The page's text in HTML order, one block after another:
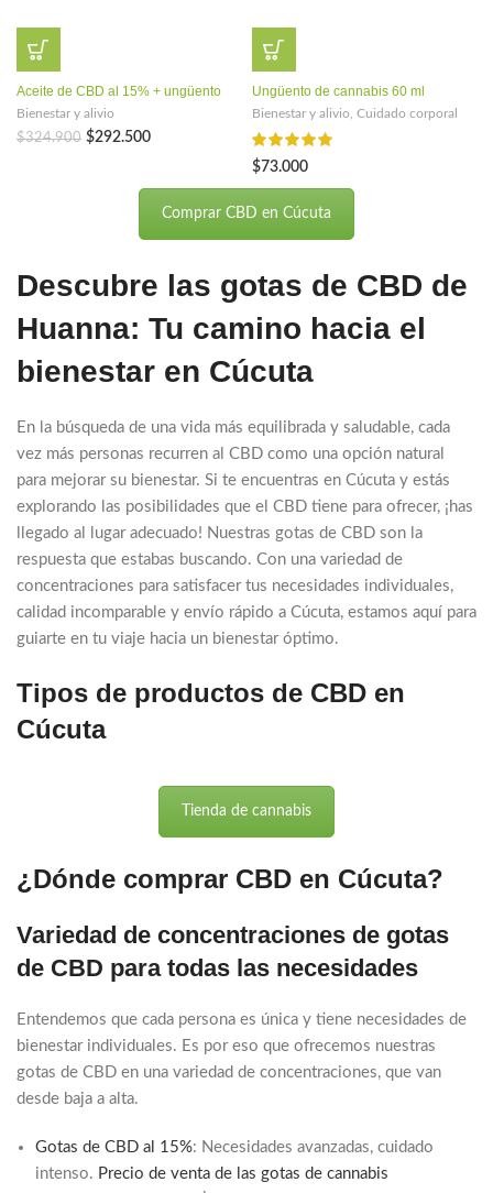
Aceite de CBD al 15% + ungüento
Bienestar y alivio
$324.900 El
$292.500El
$292.500.
Ungüento de cannabis 60 ml
Bienestar y alivio Cuidado corporal
$73.000
Comprar CBD en Cúcuta
Descubre las gotas de CBD de
Huanna: Tu camino hacia el
bienestar en Cúcuta
En la búsqueda de una vida más equilibrada y saludable, cada
vez más personas recurren al CBD como una opción natural
para mejorar su bienestar. Si te encuentras en Cúcuta y estás
explorando las posibilidades que el CBD tiene para ofrecer, ¡has
llegado al lugar adecuado! Nuestras gotas de CBD son la
respuesta que estabas buscando. Con una variedad de
concentraciones para satisfacer tus necesidades individuales,
calidad incomparable y envío rápido a Cúcuta, estamos aquí para
guiarte en tu viaje hacia un bienestar óptimo.
Tipos de productos de CBD en
Cúcuta
Tienda de cannabis
¿Dónde comprar CBD en Cúcuta?
Variedad de concentraciones de gotas
de CBD para todas las necesidades
Entendemos que cada persona es única y tiene necesidades de
bienestar individuales. Es por eso que ofrecemos nuestras
gotas de CBD en una variedad de concentraciones, que van
desde baja a alta.
Gotas de CBD al 15%: Necesidades avanzadas, cuidado
intenso. Precio de venta de las gotas de cannabis